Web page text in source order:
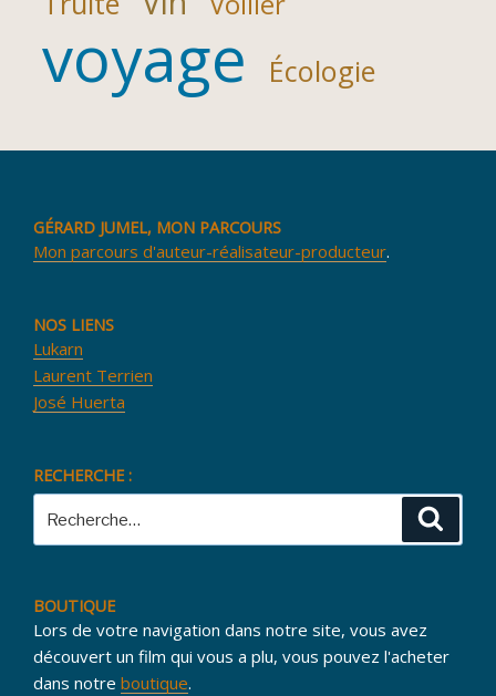
voyage Écologie
GÉRARD JUMEL, MON PARCOURS
Mon parcours d'auteur-réalisateur-producteur.
NOS LIENS
Lukarn
Laurent Terrien
José Huerta
RECHERCHE :
BOUTIQUE
Lors de votre navigation dans notre site, vous avez
découvert un film qui vous a plu, vous pouvez l'acheter
dans notre boutique.